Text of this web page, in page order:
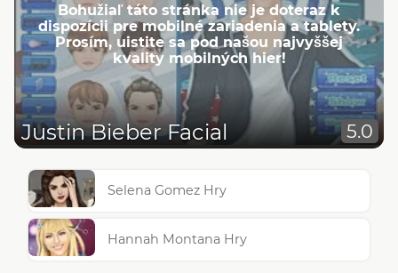
Bohužiaľ táto stránka nie je doteraz k
dispozícii pre mobilné zariadenia a tablety.
Prosím, uistite sa pod našou najvyššej
kvality mobilných hier!
Justin Bieber Facial 5.0
Selena Gomez Hry
Hannah Montana Hry